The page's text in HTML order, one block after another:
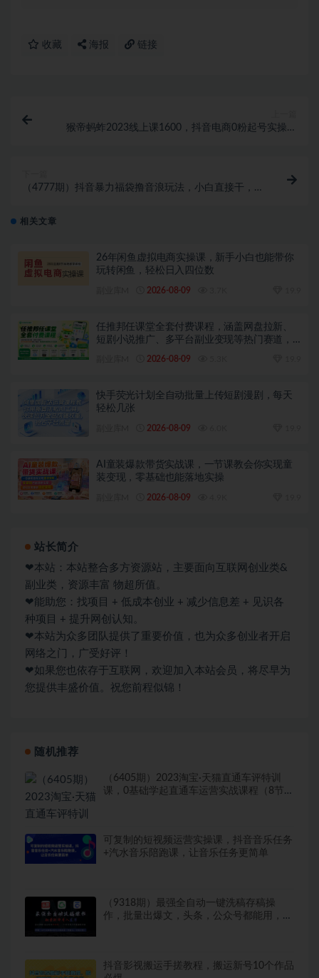
收藏 海报 链接
猴帝蚂蚱2023线上课1600，抖音电商0粉起号实操教
（4777期）抖音暴力福袋撸音浪玩法，小白直接干，每
相关文章
26年闲鱼虚拟电商实操课，新手小白也能带你
玩转闲鱼，轻松日入四位数
2026-08-09
任推邦任课堂全套付费课程，涵盖网盘拉新、
短剧小说推广、多平台副业变现等热门赛道，
2026-08-09
快手荧光计划全自动批量上传短剧漫剧，每天
轻松几张
2026-08-09
AI童装爆款带货实战课，一节课教会你实现童
装变现，零基础也能落地实操
2026-08-09
站长简介
❤本站：本站整合多方资源站，主要面向互联网创业类&
副业类，资源丰富 物超所值。
❤能助您：找项目 + 低成本创业 + 减少信息差 + 见识各
种项目 + 提升网创认知。
❤本站为众多团队提供了重要价值，也为众多创业者开启
网络之门，广受好评！
❤如果您也依存于互联网，欢迎加入本站会员，将尽早为
您提供丰盛价值。祝您前程似锦！
随机推荐
（6405期）2023淘宝·天猫直通车评特训
课，0基础学起直通车运营实战课程（8节课
可复制的短视频运营实操课，抖音音乐任务
+汽水音乐陪跑课，让音乐任务更简单
（9318期）最强全自动一键洗稿存稿操
作，批量出爆文，头条，公众号都能用，月
抖音影视搬运手搓教程，搬运新号10个作品